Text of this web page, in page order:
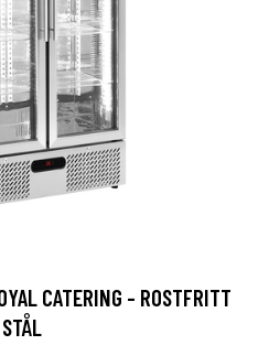
CATERING - ROSTFRITT
STÅL